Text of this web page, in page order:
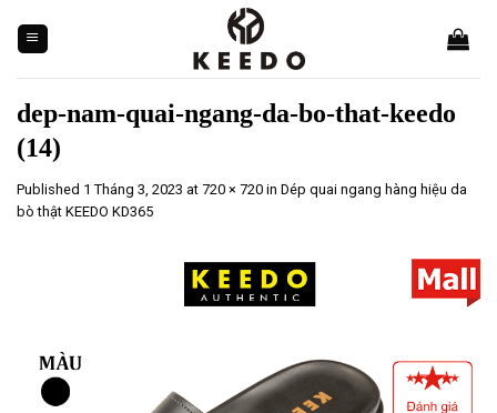
content
dep-nam-quai-ngang-da-bo-that-keedo
(14)
Published 1 Tháng 3, 2023 at 720 × 720 in Dép quai ngang hàng hiệu da
bò thật KEEDO KD365